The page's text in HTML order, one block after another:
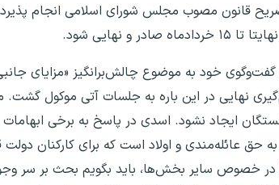
قانون مصوب مجلس شورای اسلامی انجام پذیرد.
نهایی شود.
خود به موضوع چالش‌برانگیز «مزایای
نهایی در این باره به جلسات آتی موکول گشت.
ایجاد نشود. اسدی در پاسخ به برخی
عائله‌مندی و اولاد است که برای کارکنان
در خصوص سایر بخش‌ها، باید بگویم بحث بر سر